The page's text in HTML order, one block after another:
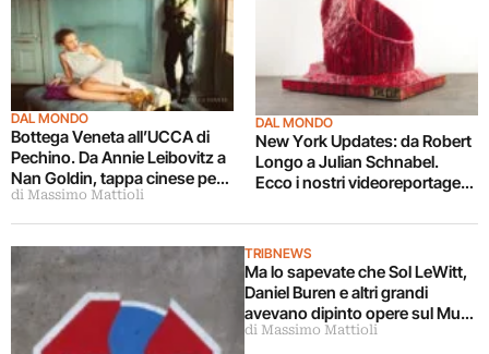
DAL MONDO
Bottega Veneta all’UCCA di
Pechino. Da Annie Leibovitz a
Nan Goldin, tappa cinese per
la mostra delle campagne
pubblicitarie artsy
di Massimo Mattioli
DAL MONDO
New York Updates: da Robert
Longo a Julian Schnabel.
Ecco i nostri videoreportage
distretto di Chelsea: volume
due…
TRIBNEWS
Ma lo sapevate che Sol LeWitt,
Daniel Buren e altri grandi
avevano dipinto opere sul Muro
di Berlino? Infatti non è vero, o è
di Massimo Mattioli